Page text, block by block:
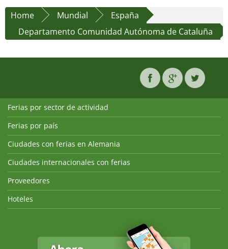
Home
Mundial
España
Departamento Comunidad Autónoma de Cataluña
Ferias por sector de actividad
Ferias por país
Ciudades con ferias en Alemania
Ciudades internacionales con ferias
Proveedores
Hoteles